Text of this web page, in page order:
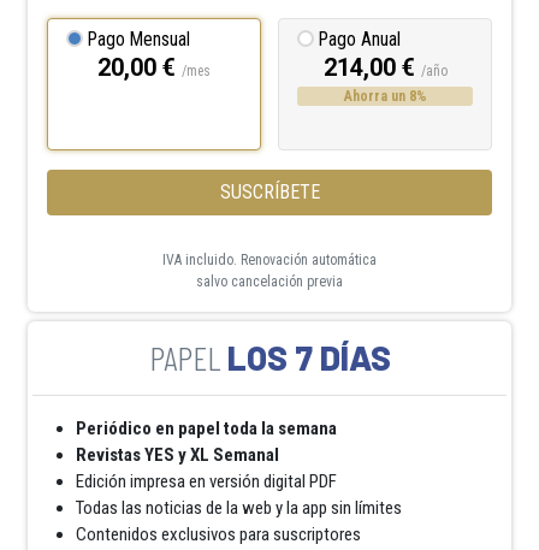
Pago Mensual
20,00 € /mes
Pago Anual
214,00 € /año
Ahorra un 8%
SUSCRÍBETE
IVA incluido. Renovación automática
salvo cancelación previa
LOS 7 DÍAS
Periódico en papel toda la semana
Revistas YES y XL Semanal
Edición impresa en versión digital PDF
Todas las noticias de la web y la app sin límites
Contenidos exclusivos para suscriptores